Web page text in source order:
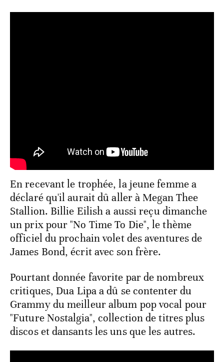
En recevant le trophée, la jeune femme a
déclaré qu'il aurait dû aller à Megan Thee
Stallion. Billie Eilish a aussi reçu dimanche
un prix pour "No Time To Die", le thème
officiel du prochain volet des aventures de
James Bond, écrit avec son frère.
Pourtant donnée favorite par de nombreux
critiques, Dua Lipa a dû se contenter du
Grammy du meilleur album pop vocal pour
"Future Nostalgia", collection de titres plus
discos et dansants les uns que les autres.